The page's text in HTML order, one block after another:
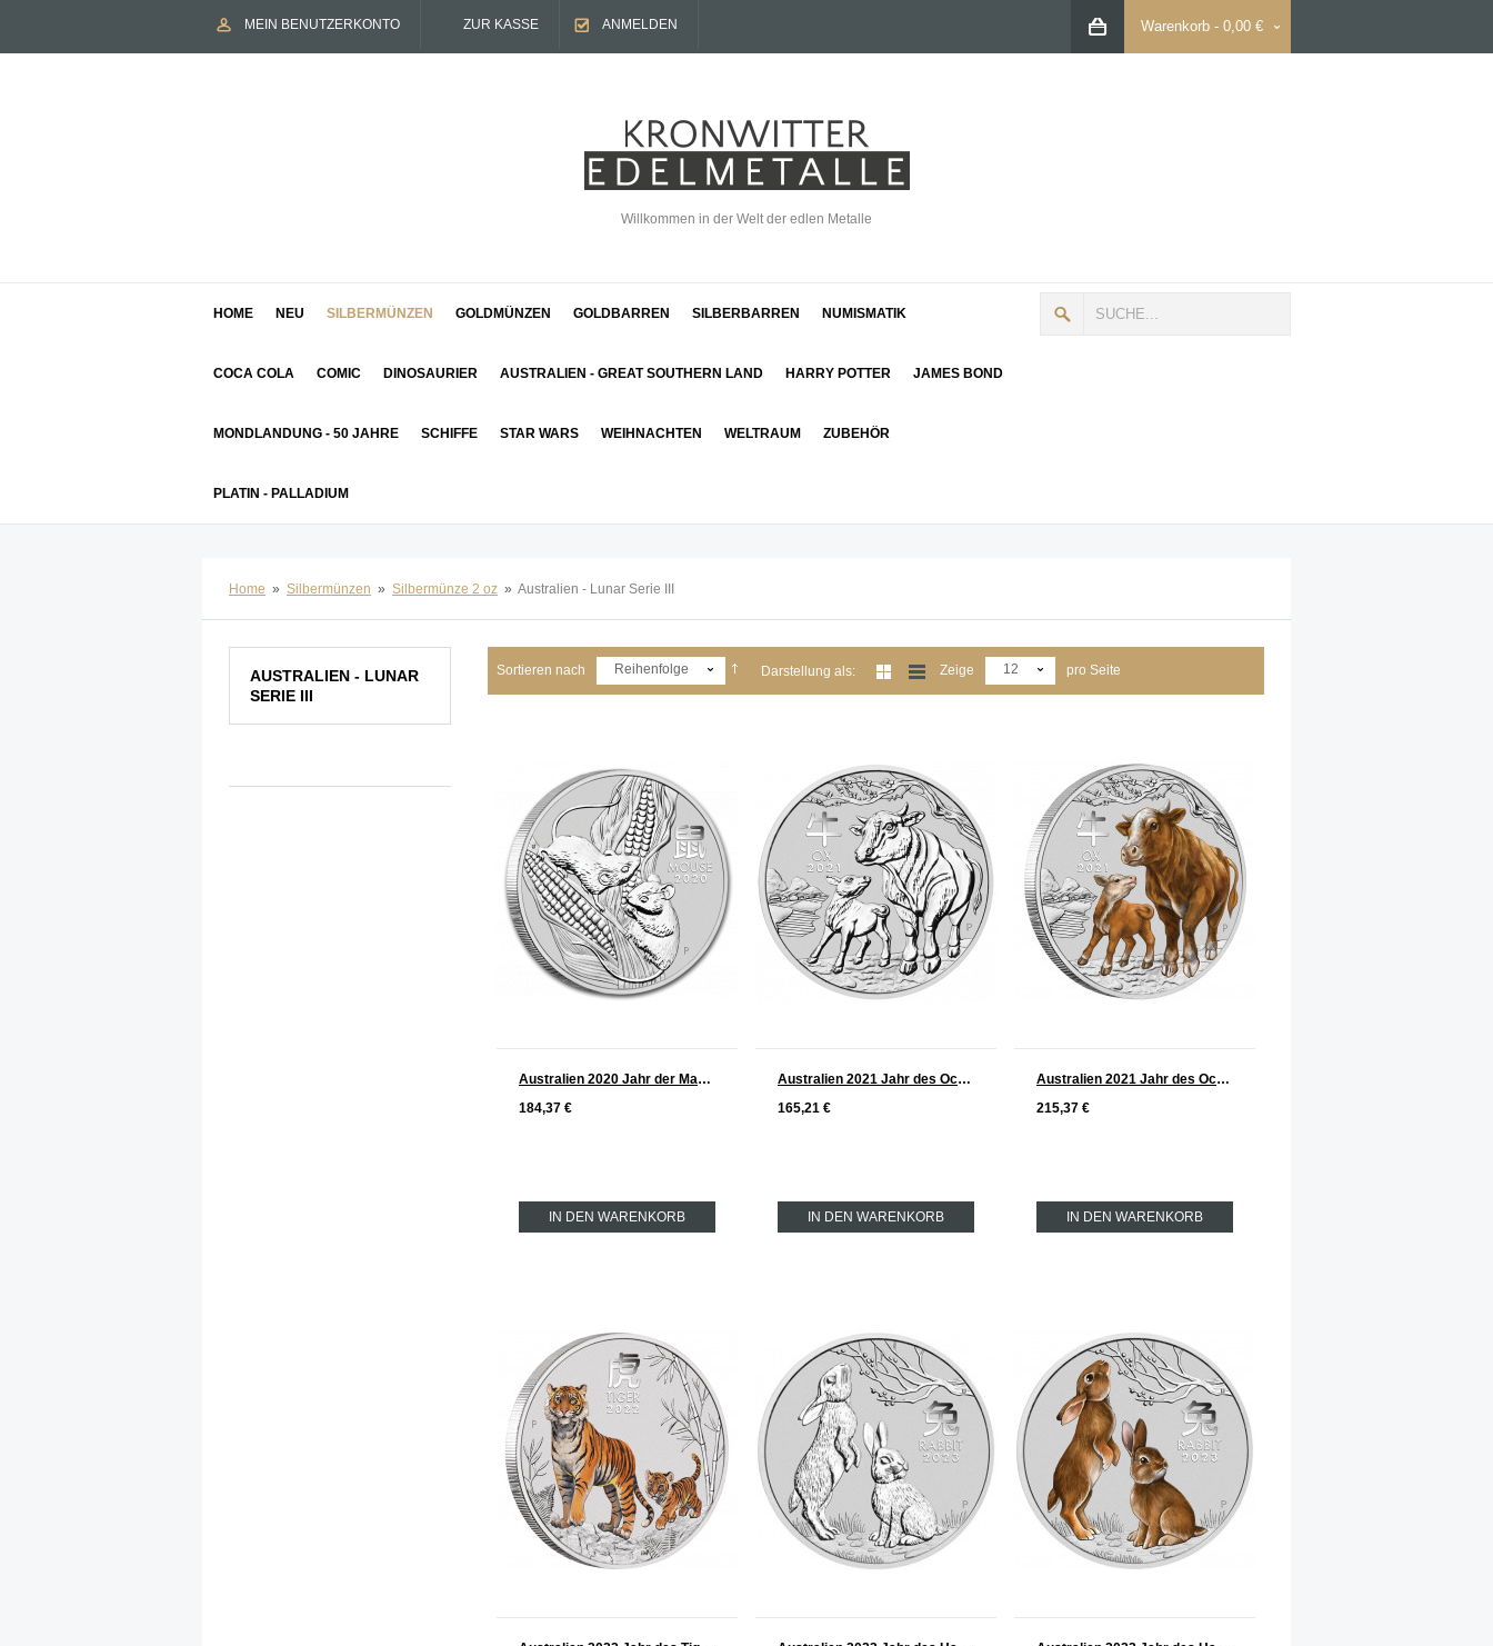
MEIN BENUTZERKONTO ZUR KASSE ANMELDEN Warenkorb - 0,00 €
Willkommen in der Welt der edlen Metalle
HOME NEU SILBERMÜNZEN GOLDMÜNZEN GOLDBARREN SILBERBARREN NUMISMATIK
COCA COLA COMIC DINOSAURIER AUSTRALIEN - GREAT SOUTHERN LAND HARRY POTTER JAMES BOND
MONDLANDUNG - 50 JAHRE SCHIFFE STAR WARS WEIHNACHTEN WELTRAUM ZUBEHÖR
PLATIN - PALLADIUM
Home » Silbermünzen » Silbermünze 2 oz » Australien - Lunar Serie III
Sortieren nach Reihenfolge Darstellung als: Zeige 12 pro Seite
Australien 2020 Jahr der Maus Lunar Serie III Silber 2 oz
184,37 €
IN DEN WARENKORB
Australien 2021 Jahr des Ochsen Lunar Serie III Silber 2 oz
165,21 €
IN DEN WARENKORB
Australien 2021 Jahr des Ochsen Lunar Serie III Silber 2 oz FARBE
215,37 €
IN DEN WARENKORB
AUSTRALIEN - LUNAR
SERIE III